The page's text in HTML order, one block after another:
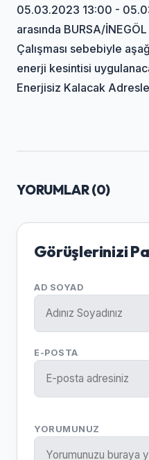
05.03.2023 13:00 -
arasında BURSA/
Çalışması sebebiyle
enerji kesintisi
Enerjisiz Kalacak
YORUMLAR (0)
Görüşlerinizi
AD SOYAD
E-POSTA
YORUMUNUZ